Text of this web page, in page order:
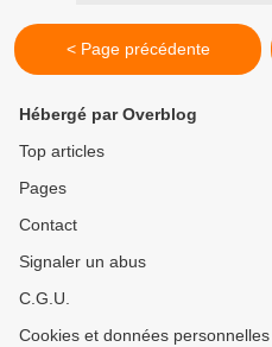
< Page précédente
Hébergé par Overblog
Top articles
Pages
Contact
Signaler un abus
C.G.U.
Cookies et données personnelles